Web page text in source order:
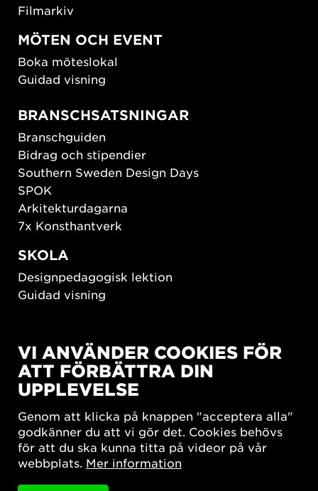
Filmarkiv
MÖTEN OCH EVENT
Boka möteslokal
Guidad visning
BRANSCHSATSNINGAR
Branschguiden
Bidrag och stipendier
Southern Sweden Design Days
SPOK
Arkitekturdagarna
7x Konsthantverk
SKOLA
Designpedagogisk lektion
Guidad visning
New European Bauhaus
SUSTAINORDIC
Share Future Living
What Matter_s
VI ANVÄNDER COOKIES FÖR
ATT FÖRBÄTTRA DIN
UPPLEVELSE
Genom att klicka på knappen "acceptera alla"
godkänner du att vi gör det. Cookies behövs
för att du ska kunna titta på videor på vår
webbplats. Mer information